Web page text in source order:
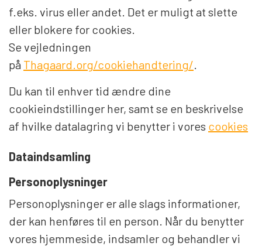
f.eks. virus eller andet. Det er muligt at slette
eller blokere for cookies.
Se vejledningen
på Thagaard.org/cookiehandtering/
Du kan til enhver tid ændre dine
cookieindstillinger her, samt se en beskrivelse
af hvilke datalagring vi benytter i vores cookies
Dataindsamling
Personoplysninger
Personoplysninger er alle slags informationer,
der kan henføres til en person. Når du benytter
vores hjemmeside, indsamler og behandler vi